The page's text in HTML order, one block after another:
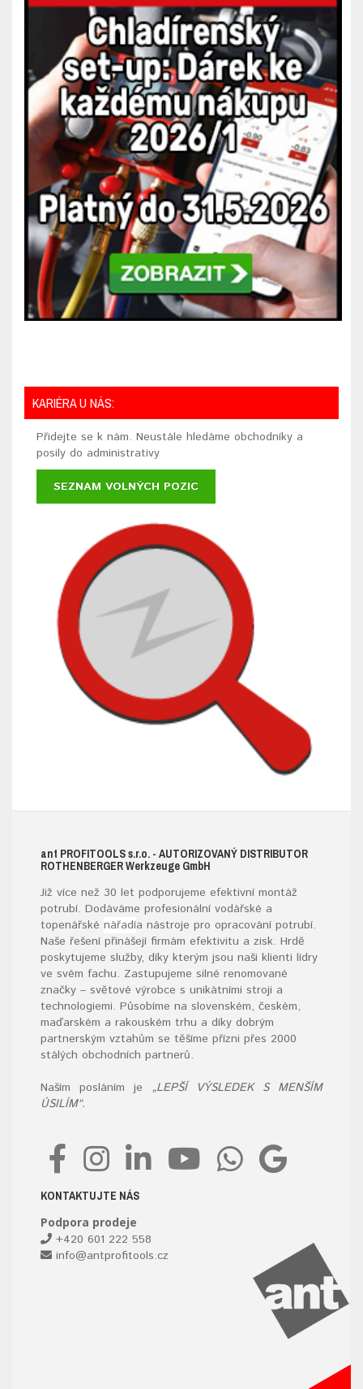
KARIÉRA U NÁS:
Přidejte se k nám. Neustále hledáme obchodníky a
posily do administrativy
SEZNAM VOLNÝCH POZIC
ant PROFITOOLSs.r.o. - AUTORIZOVANÝ DISTRIBUTOR
ROTHENBERGER Werkzeuge GmbH
Již více než 30 let podporujeme efektivní montáž
potrubí. Dodáváme profesionální vodářské a
topenářské nářadía nástroje pro opracování potrubí.
Naše řešení přinášejí firmám efektivitu a zisk. Hrdě
poskytujeme služby, díky kterým jsou naši klienti lídry
ve svém fachu. Zastupujeme silné renomované
značky – světové výrobce s unikátními stroji a
technologiemi. Působíme na slovenském, českém,
maďarském a rakouském trhu a díky dobrým
partnerským vztahům se těšíme přízni přes 2000
stálých obchodních partnerů.
Naším posláním je „LEPŠÍ VÝSLEDEK S MENŠÍM
ÚSILÍM“.
KONTAKTUJTE NÁS
Podpora prodeje
+420 601 222 558
info@antprofitools.cz